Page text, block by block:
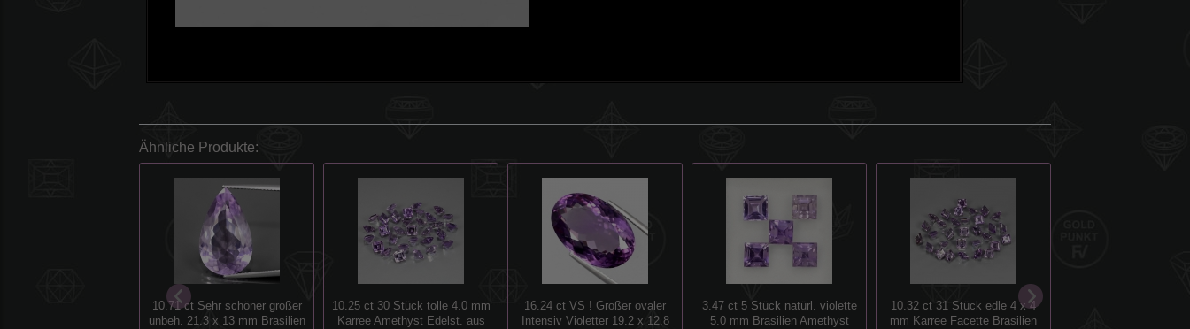
Ähnliche Produkte:
10.71 ct Sehr schöner großer
unbeh. 21.3 x 13 mm Brasilien
10.25 ct 30 Stück tolle 4.0 mm
Karree Amethyst Edelst. aus
16.24 ct VS ! Großer ovaler
Intensiv Violetter 19.2 x 12.8
3.47 ct 5 Stück natürl. violette
5.0 mm Brasilien Amethyst
10.32 ct 31 Stück edle 4 x 4
mm Karree Facette Brasilien